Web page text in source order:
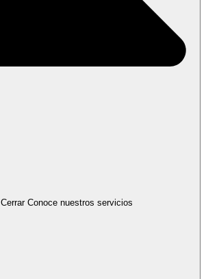
Cerrar Conoce nuestros servicios